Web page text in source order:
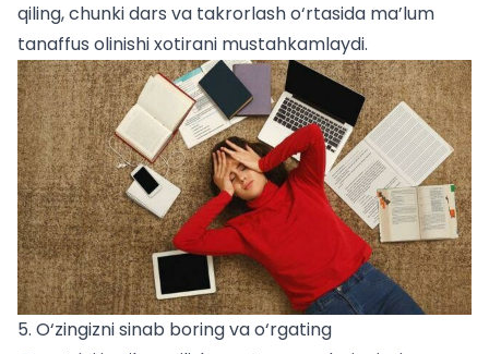
qiling, chunki dars va takrorlash o‘rtasida ma’lum
tanaffus olinishi xotirani mustahkamlaydi.
5. O‘zingizni sinab boring va o‘rgating